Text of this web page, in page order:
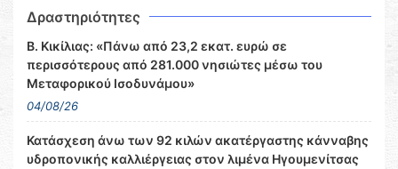
Δραστηριότητες
Β. Κικίλιας: «Πάνω από 23,2 εκατ. ευρώ σε
περισσότερους από 281.000 νησιώτες μέσω του
Μεταφορικού Ισοδυνάμου»
04/08/26
Κατάσχεση άνω των 92 κιλών ακατέργαστης κάνναβης
υδροπονικής καλλιέργειας στον λιμένα Ηγουμενίτσας